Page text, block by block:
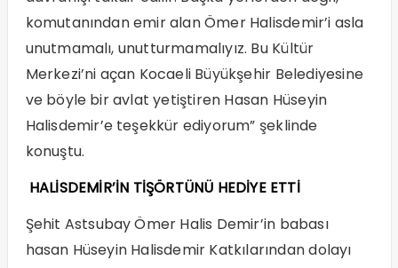
komutanından emir alan Ömer Halisdemir’i asla
unutmamalı, unutturmamalıyız. Bu Kültür
Merkezi’ni açan Kocaeli Büyükşehir Belediyesine
ve böyle bir avlat yetiştiren Hasan Hüseyin
Halisdemir’e teşekkür ediyorum” şeklinde
konuştu.
HALİSDEMİR’İN TİŞÖRTÜNÜ HEDİYE ETTİ
Şehit Astsubay Ömer Halis Demir’in babası
hasan Hüseyin Halisdemir Katkılarından dolayı